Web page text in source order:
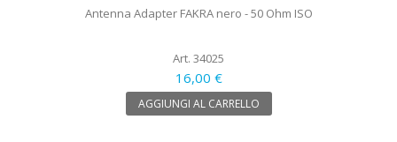
Antenna Adapter FAKRA nero - 50 Ohm ISO
Art. 34025
16,00 €
AGGIUNGI AL CARRELLO